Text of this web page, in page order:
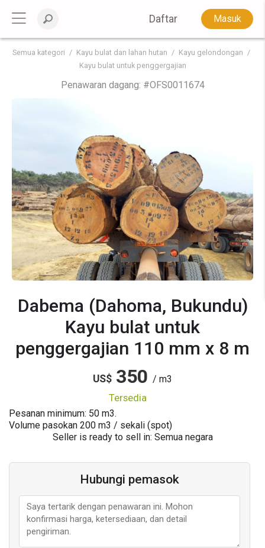
Daftar Masuk
Semua kategori Kayu bulat dan lahan hutan
Kayu gelondongan
Kayu bulat untuk penggergajian
Penawaran dagang: #OFS0011674
Dabema (Dahoma, Bukundu)
Kayu bulat untuk
penggergajian 110 mm x 8 m
US$ 350 / m3
tersedia
Pesanan minimum: 50 m3.
Volume pasokan 200 m3 / sekali (spot)
Seller is ready to sell in: Semua negara
Hubungi pemasok